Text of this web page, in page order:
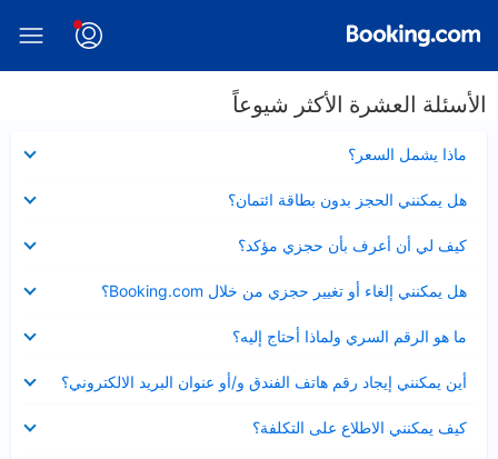
الأسئلة العشرة الأكثر شيوعاً
ماذا يشمل السعر؟
مصغر
هل يمكنني الحجز بدون بطاقة ائتمان؟
مصغر
كيف لي أن أعرف بأن حجزي مؤكد؟
مصغر
هل يمكنني إلغاء أو تغيير حجزي من خلال Booking.com؟
مصغر
ما هو الرقم السري ولماذا أحتاج إليه؟
مصغر
أين يمكنني إيجاد رقم هاتف الفندق و/أو عنوان البريد الالكتروني؟
عرض
مصغر
كيف يمكنني الاطلاع على التكلفة؟
مصغر